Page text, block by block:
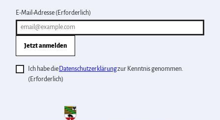
E-Mail-Adresse (Erforderlich)
Jetzt anmelden
Ich habe die Datenschutzerklärungzur Kenntnis genommen.
(Erforderlich)